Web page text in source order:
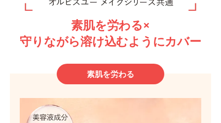
素肌を労わる×
守りながら溶け込むようにカバー
素肌を労わる